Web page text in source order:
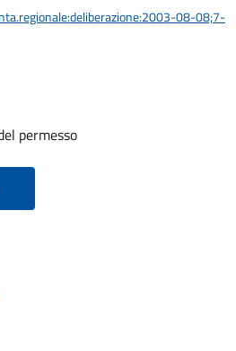
08-08;7-
permesso